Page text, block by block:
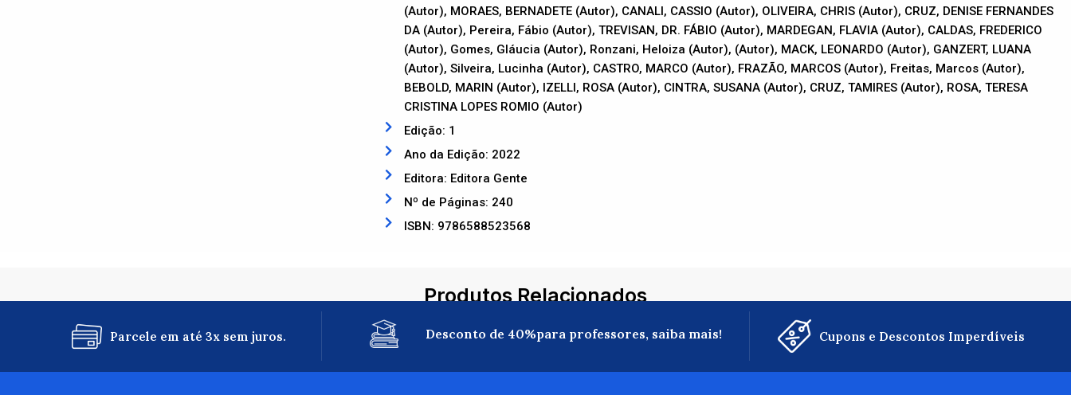
(Autor), MORAES, BERNADETE (Autor), CANALI, CASSIO (Autor), OLIVEIRA, CHRIS (Autor), CRUZ, DENISE FERNANDES
DA (Autor), Pereira, Fábio (Autor), TREVISAN, DR. FÁBIO (Autor), MARDEGAN, FLAVIA (Autor), CALDAS, FREDERICO
(Autor), Gomes, Gláucia (Autor), Ronzani, Heloiza (Autor), (Autor), MACK, LEONARDO (Autor), GANZERT, LUANA
(Autor), Silveira, Lucinha (Autor), CASTRO, MARCO (Autor), FRAZÃO, MARCOS (Autor), Freitas, Marcos (Autor),
BEBOLD, MARIN (Autor), IZELLI, ROSA (Autor), CINTRA, SUSANA (Autor), CRUZ, TAMIRES (Autor), ROSA, TERESA
CRISTINA LOPES ROMIO (Autor)
Edição: 1
Ano da Edição: 2022
Editora: Editora Gente
Nº de Páginas: 240
ISBN: 9786588523568
Produtos Relacionados
Parcele em até 3x sem juros. Desconto de 40%para professores, saiba mais! Cupons e Descontos Imperdíveis